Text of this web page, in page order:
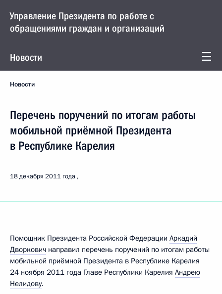
Управление Президента по работе с
обращениями граждан и организаций
Новости
Новости
Перечень поручений по итогам работы
мобильной приёмной Президента
в Республике Карелия
18 декабря 2011 года
Помощник Президента Российской Федерации Аркадий
Дворкович направил перечень поручений по итогам работы
мобильной приёмной Президента в Республике Карелия
24 ноября 2011 года Главе Республики Карелия Андрею
Нелидову.